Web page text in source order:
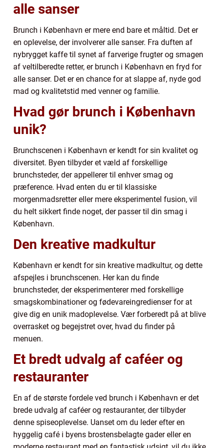
alle sanser
Brunch i København er mere end bare et måltid. Det er
en oplevelse, der involverer alle sanser. Fra duften af
nybrygget kaffe til synet af farverige frugter og smagen
af veltilberedte retter, er brunch i København en fryd for
alle sanser. Det er en chance for at slappe af, nyde god
mad og kvalitetstid med venner og familie.
Hvad gør brunch i København
unik?
Brunchscenen i København er kendt for sin kvalitet og
diversitet. Byen tilbyder et væld af forskellige
brunchsteder, der appellerer til enhver smag og
præference. Hvad enten du er til klassiske
morgenmadsretter eller mere eksperimentel fusion, vil
du helt sikkert finde noget, der passer til din smag i
København.
Den kreative madkultur
København er kendt for sin kreative madkultur, og dette
afspejles i brunchscenen. Her kan du finde
brunchsteder, der eksperimenterer med forskellige
smagskombinationer og fødevareingredienser for at
give dig en unik madoplevelse. Vær forberedt på at blive
overrasket og begejstret over, hvad du finder på
menuen.
Et bredt udvalg af caféer og
restauranter
En af de største fordele ved brunch i København er det
brede udvalg af caféer og restauranter, der tilbyder
denne spiseoplevelse. Uanset om du leder efter en
hyggelig café i byens brostensbelagte gader eller en